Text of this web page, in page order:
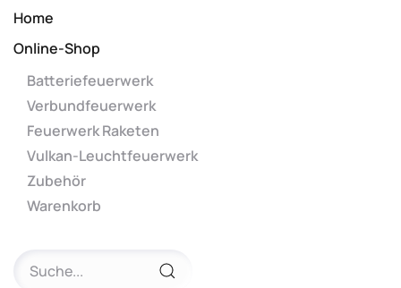
Home
Online-Shop
Batteriefeuerwerk
Verbundfeuerwerk
Feuerwerk Raketen
Vulkan-Leuchtfeuerwerk
Zubehör
Warenkorb